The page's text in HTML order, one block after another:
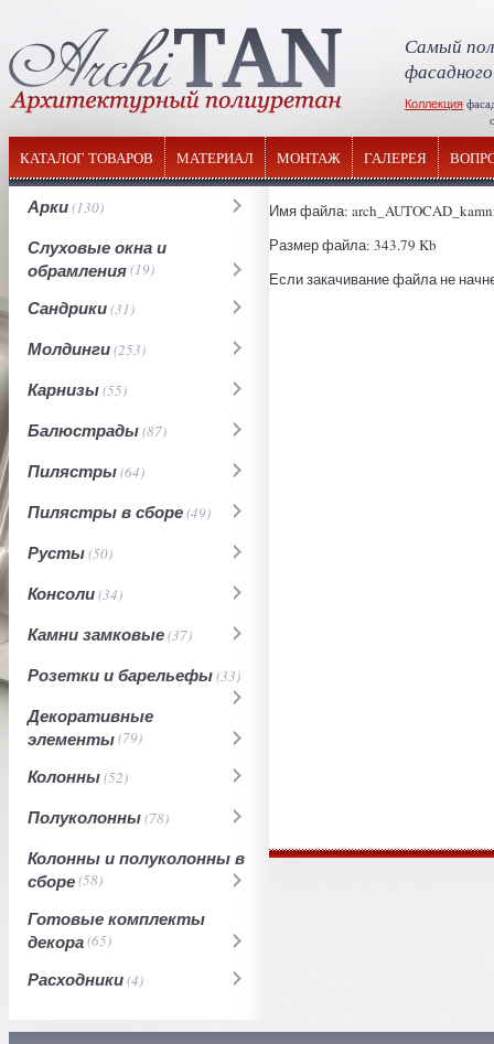
Самый
Коллекция
КАТАЛОГ ТОВАРОВ МАТЕРИАЛ МОНТАЖ ГАЛЕРЕЯ
Арки(130)
Слуховые окна и
обрамления(19)
Сандрики(31)
Молдинги(253)
Карнизы(55)
Балюстрады(87)
Пилястры(64)
Пилястры в сборе(49)
Русты(50)
Консоли(34)
Камни замковые(37)
Розетки и барельефы(33)
Декоративные
элементы(79)
Колонны(52)
Полуколонны(78)
Колонны и полуколонны в
сборе(58)
Готовые комплекты
декора(65)
Расходники(4)
Имя файла:
Размер файла: 343.79 Kb
Если закачивание файла не